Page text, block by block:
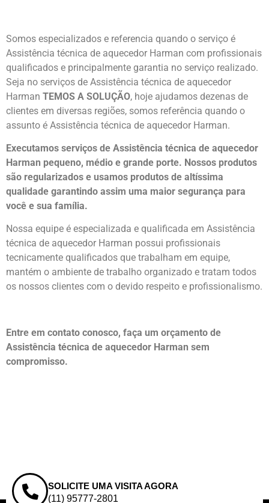
Somos especializados e referencia quando o serviço é
Assistência técnica de aquecedor Harman com profissionais
qualificados e principalmente garantia no serviço realizado.
Seja no serviços de Assistência técnica de aquecedor
Harman TEMOS A SOLUÇÃO, hoje ajudamos dezenas de
clientes em diversas regiões, somos referência quando o
assunto é Assistência técnica de aquecedor Harman.
Executamos serviços de Assistência técnica de aquecedor
Harman pequeno, médio e grande porte. Nossos produtos
são regularizados e usamos produtos de altíssima
qualidade garantindo assim uma maior segurança para
você e sua família.
Nossa equipe é especializada e qualificada em Assistência
técnica de aquecedor Harman possui profissionais
tecnicamente qualificados que trabalham em equipe,
mantém o ambiente de trabalho organizado e tratam todos
os nossos clientes com o devido respeito e profissionalismo.
Entre em contato conosco, faça um orçamento de
Assistência técnica de aquecedor Harman sem
compromisso.
SOLICITE UMA VISITA AGORA
(11) 95777-2801